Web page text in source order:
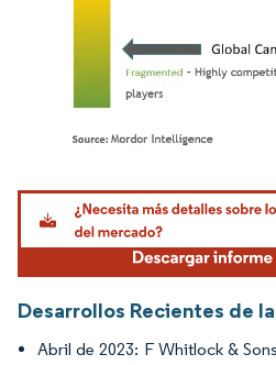
Imagen © Mordor Intelligence. El uso
Desarrollos Recientes de
Abril de 2023: F Whitlock &